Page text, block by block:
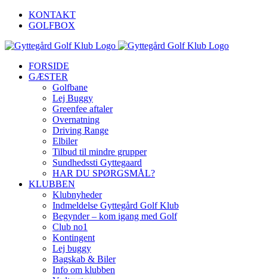
Skip
KONTAKT
GOLFBOX
FORSIDE
GÆSTER
Golfbane
Lej Buggy
Greenfee aftaler
Overnatning
Driving Range
Elbiler
Tilbud til mindre grupper
Sundhedssti Gyttegaard
HAR DU SPØRGSMÅL?
KLUBBEN
Klubnyheder
Indmeldelse Gyttegård Golf Klub
Begynder – kom igang med Golf
Club no1
Kontingent
Lej buggy
Bagskab & Biler
Info om klubben